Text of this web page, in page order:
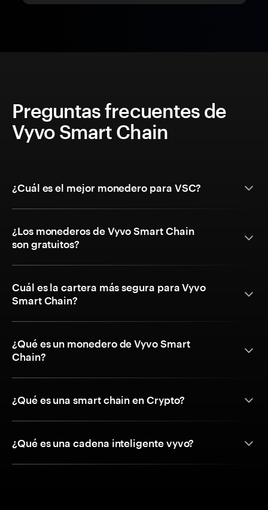
Preguntas frecuentes de
Vyvo Smart Chain
¿Cuál es el mejor monedero para VSC?
¿Los monederos de Vyvo Smart Chain
son gratuitos?
Cuál es la cartera más segura para Vyvo
Smart Chain?
¿Qué es un monedero de Vyvo Smart
Chain?
¿Qué es una smart chain en Crypto?
¿Qué es una cadena inteligente vyvo?